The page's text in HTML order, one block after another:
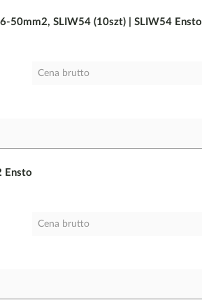
50mm2, SLIW54 (10szt) | SLIW54 Ensto
Cena brutto
Ensto
Cena brutto